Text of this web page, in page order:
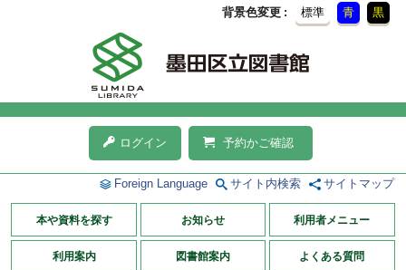
背景色変更 標準 青 黒
ログイン 予約かご確認
Foreign Language サイト内検索 サイトマップ
本や資料を探す お知らせ 利用者メニュー
利用案内 図書館案内 よくある質問